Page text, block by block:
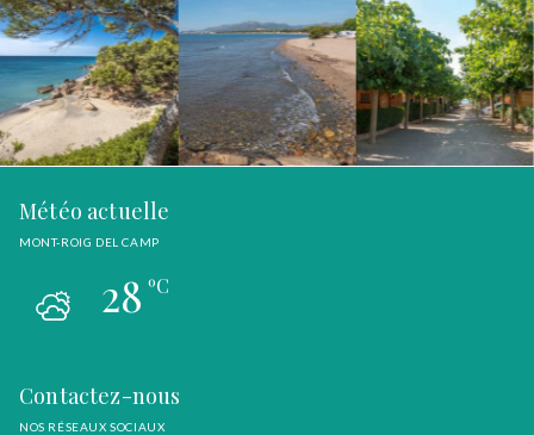
Météo actuelle
MONT-ROIG DEL CAMP
28ºC
Contactez-nous
NOS RÉSEAUX SOCIAUX